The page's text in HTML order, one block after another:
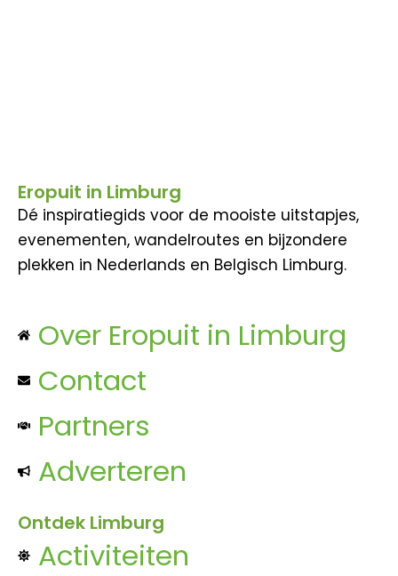
Eropuit in Limburg
Dé inspiratiegids voor de mooiste uitstapjes,
evenementen, wandelroutes en bijzondere
plekken in Nederlands en Belgisch Limburg.
Over Eropuit in Limburg
Contact
Partners
Adverteren
Ontdek Limburg
Activiteiten